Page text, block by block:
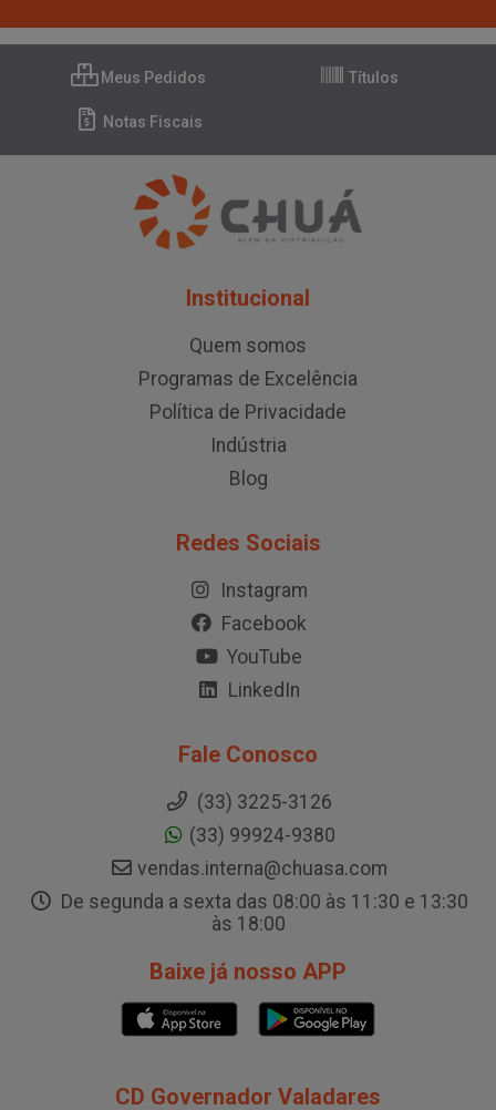
Meus Pedidos Títulos
Notas Fiscais
Institucional
Quem somos
Programas de Excelência
Política de Privacidade
Indústria
Blog
Redes Sociais
Instagram
Facebook
YouTube
LinkedIn
Fale Conosco
(33) 3225-3126
(33) 99924-9380
vendas.interna@chuasa.com
De segunda a sexta das 08:00 às 11:30 e 13:30
às 18:00
Baixe já nosso APP
CD Governador Valadares